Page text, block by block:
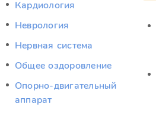
Кардиология
Неврология
Нервная система
Общее оздоровление
Опорно-двигательный
аппарат